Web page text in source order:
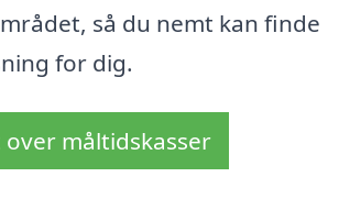
så du nemt kan finde
for dig.
over måltidskasser